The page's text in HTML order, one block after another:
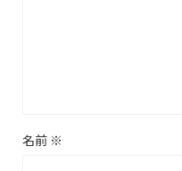
名前 ※